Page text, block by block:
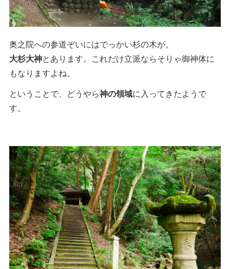
奥之院への参道ぞいにはでっかい杉の木が。
大杉大神とあります。これだけ立派ならそりゃ御神体に
もなりますよね。
ということで、どうやら神の領域に入ってきたようで
す。